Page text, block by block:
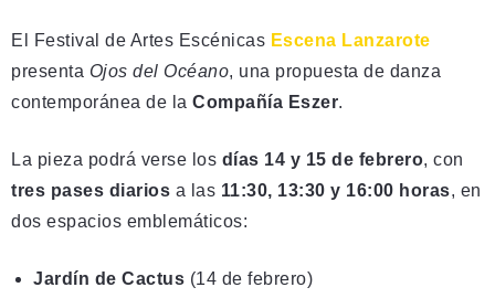
El Festival de Artes Escénicas Escena Lanzarote
presenta Ojos del Océano, una propuesta de danza
contemporánea de la Compañía Eszer.
La pieza podrá verse los días 14 y 15 de febrero, con
tres pases diarios a las 11:30, 13:30 y 16:00 horas, en
dos espacios emblemáticos:
Jardín de Cactus (14 de febrero)